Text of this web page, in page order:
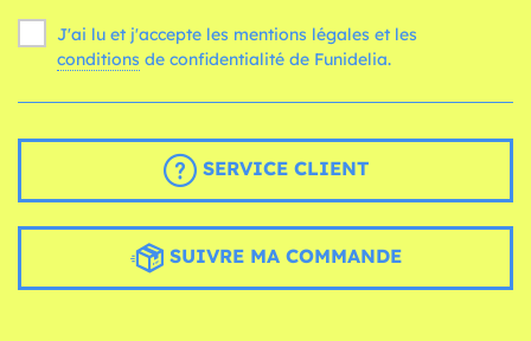
J'ai lu et j'accepte les mentions légales et les
conditions de confidentialité de Funidelia.
SERVICE CLIENT
SUIVRE MA COMMANDE